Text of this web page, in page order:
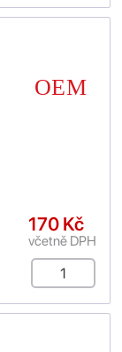
170 Kč
včetně DPH